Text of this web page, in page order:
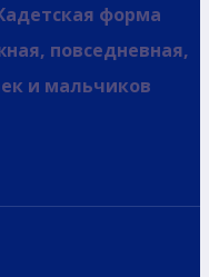
форма
повседневная,
и мальчиков